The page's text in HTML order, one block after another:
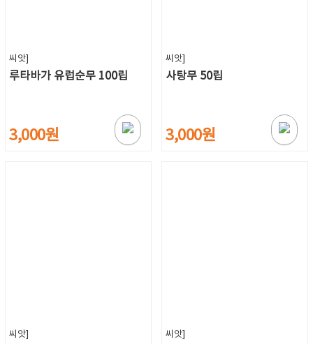
씨앗]
루타바가 유럽순무 100립
3,000원
씨앗]
사탕무 50립
3,000원
씨앗] 씨앗]